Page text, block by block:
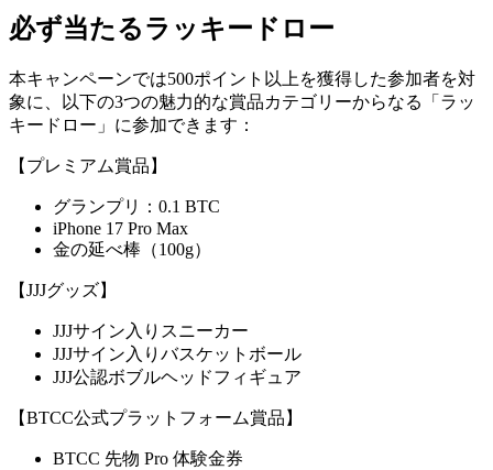
必ず当たるラッキードロー
本キャンペーンでは500ポイント以上を獲得した参加者を対
象に、以下の3つの魅力的な賞品カテゴリーからなる「ラッ
キードロー」に参加できます：
【プレミアム賞品】
グランプリ：0.1 BTC
iPhone 17 Pro Max
金の延べ棒（100g）
【JJJグッズ】
JJJサイン入りスニーカー
JJJサイン入りバスケットボール
JJJ公認ボブルヘッドフィギュア
【BTCC公式プラットフォーム賞品】
BTCC 先物 Pro 体験金券